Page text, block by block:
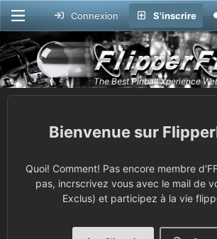
Connexion S'inscrire
Quoi! Comment! Pas encore membre
pas, incrscrivez vous avec le mail de
Exclus) et participez à la vie